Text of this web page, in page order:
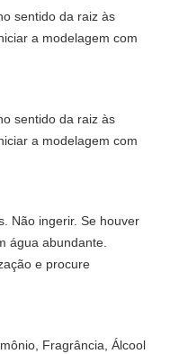
sentido da raiz às
a modelagem com
sentido da raiz às
a modelagem com
Não ingerir. Se houver
água abundante.
e procure
Fragrância, Álcool